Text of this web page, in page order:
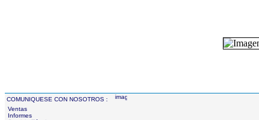
COMUNIQUESE CON NOSOTROS :
Ventas
Informes